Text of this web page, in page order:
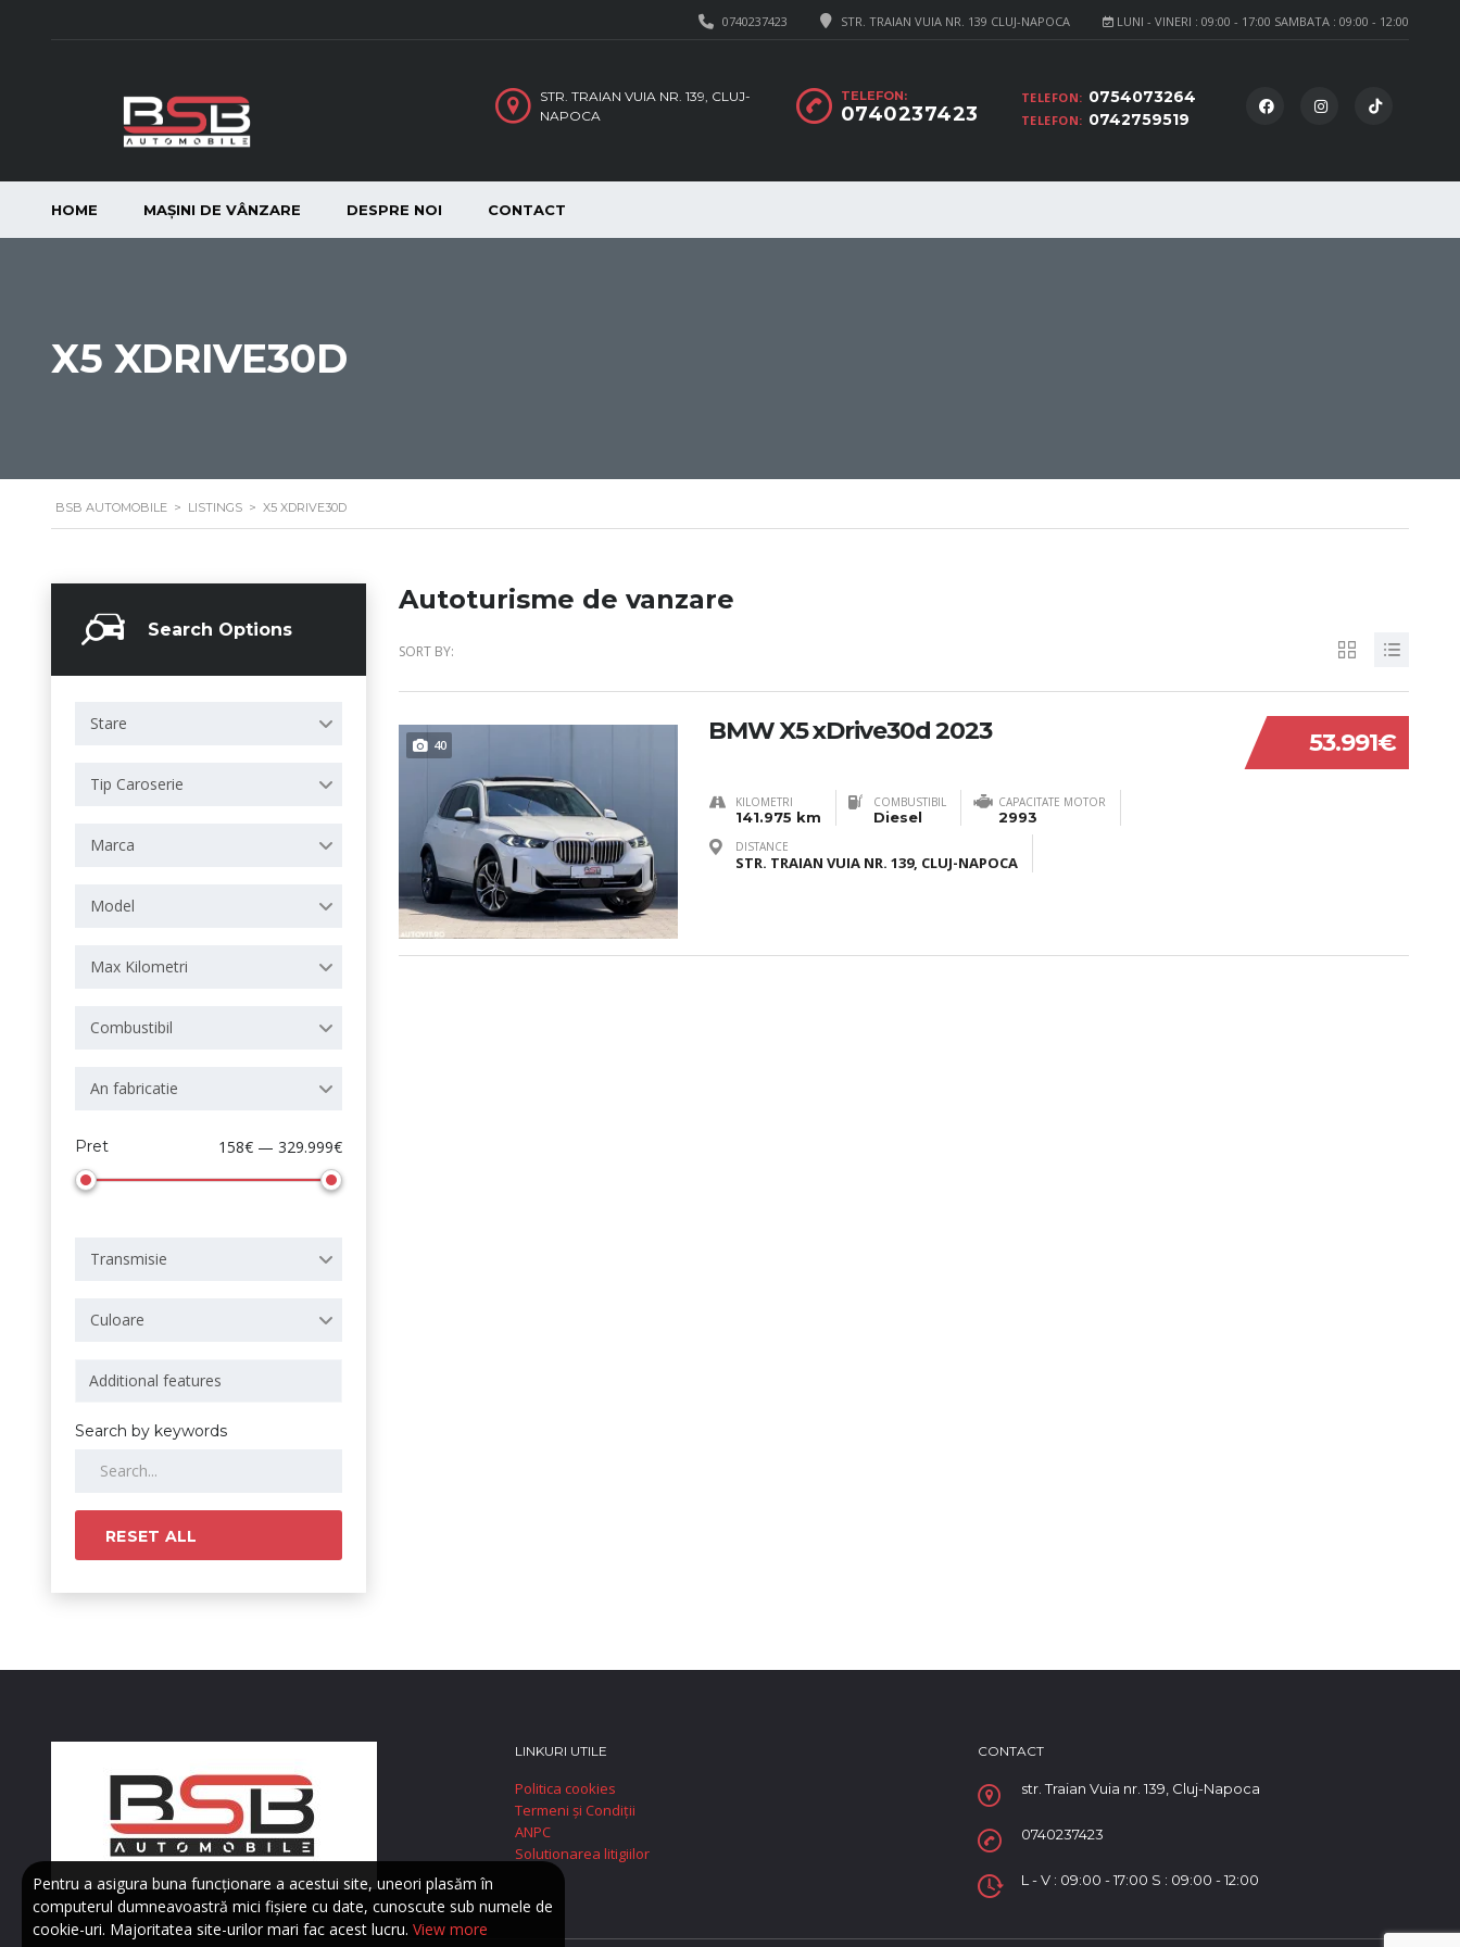
LUNI - VINERI : 09:00 - 17:00 SAMBATA : 09:00 - 12:00
STR. TRAIAN VUIA NR. 139 CLUJ-NAPOCA
0740237423
TELEFON: 0754073264
TELEFON: 0742759519
TELEFON:
0740237423
STR. TRAIAN VUIA NR. 139, CLUJ-
NAPOCA
HOME MAȘINI DE VÂNZARE DESPRE NOI CONTACT
X5 XDRIVE30D
BSB AUTOMOBILE > LISTINGS > X5 XDRIVE30D
Search Options
Stare
Tip Caroserie
Marca
Model
Max Kilometri
Combustibil
An fabricatie
Pret 158€ — 329.999€
Transmisie
Culoare
Search by keywords
RESET ALL
Autoturisme de vanzare
SORT BY:
40 53.991€
BMW X5 xDrive30d 2023
KILOMETRI
141.975 km
COMBUSTIBIL
Diesel
CAPACITATE MOTOR
2993
DISTANCE
STR. TRAIAN VUIA NR. 139, CLUJ-NAPOCA
LINKURI UTILE
Politica cookies
Termeni și Condiții
ANPC
Solutionarea litigiilor
CONTACT
str. Traian Vuia nr. 139, Cluj-Napoca
0740237423
L - V : 09:00 - 17:00 S : 09:00 - 12:00
Pentru a asigura buna funcționare a acestui site, uneori plasăm în
computerul dumneavoastră mici fișiere cu date, cunoscute sub numele de
cookie-uri. Majoritatea site-urilor mari fac acest lucru. View more